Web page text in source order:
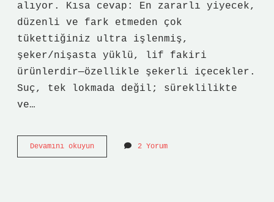
alıyor. Kısa cevap: En zararlı yiyecek,
düzenli ve fark etmeden çok
tükettiğiniz ultra işlenmiş,
şeker/nişasta yüklü, lif fakiri
ürünlerdir—özellikle şekerli içecekler.
Suç, tek lokmada değil; süreklilikte
ve…
Devamını okuyunEn
zararlı
2 Yorum